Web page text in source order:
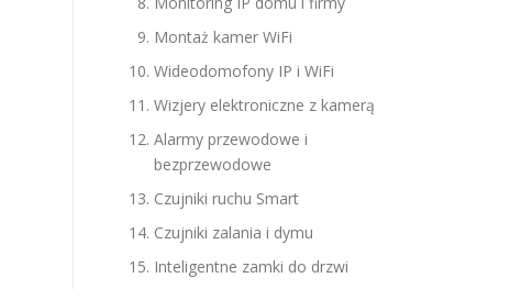
Montaż kamer WiFi
Wideodomofony IP i WiFi
Wizjery elektroniczne z kamerą
Alarmy przewodowe i
bezprzewodowe
Czujniki ruchu Smart
Czujniki zalania i dymu
Inteligentne zamki do drzwi